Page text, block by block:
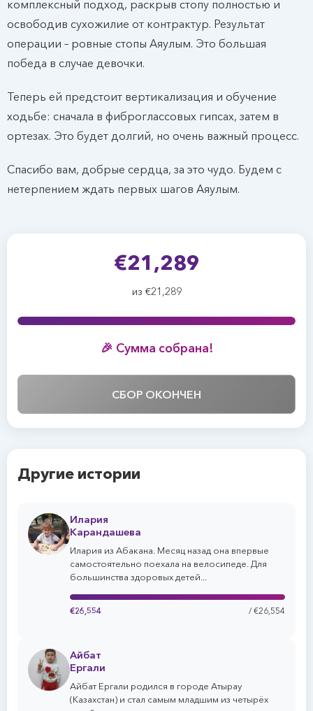
комплексный подход, раскрыв стопу полностью и
освободив сухожилие от контрактур. Результат
операции – ровные стопы Аяулым. Это большая
победа в случае девочки.
Теперь ей предстоит вертикализация и обучение
ходьбе: сначала в фиброглассовых гипсах, затем в
ортезах. Это будет долгий, но очень важный процесс.
Спасибо вам, добрые сердца, за это чудо. Будем с
нетерпением ждать первых шагов Аяулым.
€21,289
из €21,289
🎉 Сумма собрана!
СБОР ОКОНЧЕН
Другие истории
Илария
Карандашева
Илария из Абакана. Месяц назад она впервые
самостоятельно поехала на велосипеде. Для
большинства здоровых детей...
€26,554 / €26,554
Айбат
Ергали
Айбат Ергали родился в городе Атырау
(Казахстан) и стал самым младшим из четырёх